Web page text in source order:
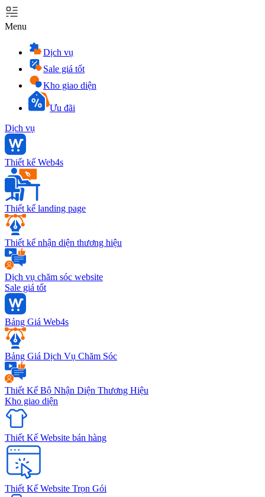
Menu
Dịch vụ
Sale giá tốt
Kho giao diện
Ưu đãi
Dịch vụ
Thiết kế Web4s
Thiết kế landing page
Thiết kế nhận diện thương hiệu
Dịch vụ chăm sóc website
Sale giá tốt
Bảng Giá Web4s
Bảng Giá Dịch Vụ Chăm Sóc
Thiết Kế Bộ Nhận Diện Thương Hiệu
Kho giao diện
Thiết Kế Website bán hàng
Thiết Kế Website Trọn Gói